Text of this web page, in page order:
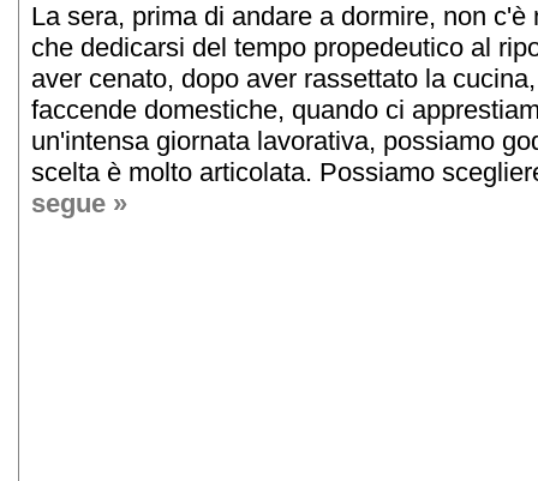
La sera, prima di andare a dormire, non
che dedicarsi del tempo propedeutico al
aver cenato, dopo aver rassettato la
faccende domestiche, quando ci
un'intensa giornata lavorativa, possiamo
scelta è molto articolata. Possiamo
segue »